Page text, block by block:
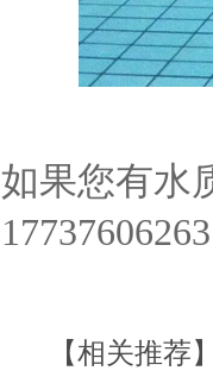
如果您有水
【相关推荐